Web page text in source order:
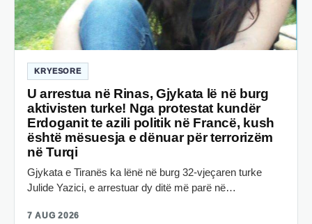
KRYESORE
U arrestua në Rinas, Gjykata lë në burg
aktivisten turke! Nga protestat kundër
Erdoganit te azili politik në Francë, kush
është mësuesja e dënuar për terrorizëm
në Turqi
Gjykata e Tiranës ka lënë në burg 32-vjeçaren turke
Julide Yazici, e arrestuar dy ditë më parë në…
7 AUG 2026